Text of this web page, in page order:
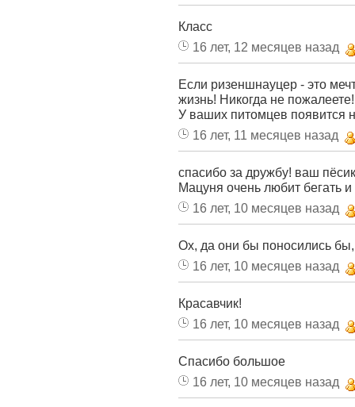
Класс
16 лет, 12 месяцев назад
Если ризеншнауцер - это
жизнь! Никогда не пожалеете!
У ваших питомцев появится
16 лет, 11 месяцев назад
спасибо за дружбу! ваш
Мацуня очень любит бегать
16 лет, 10 месяцев назад
Ох, да они бы поносились
16 лет, 10 месяцев назад
Красавчик!
16 лет, 10 месяцев назад
Спасибо большое
16 лет, 10 месяцев назад